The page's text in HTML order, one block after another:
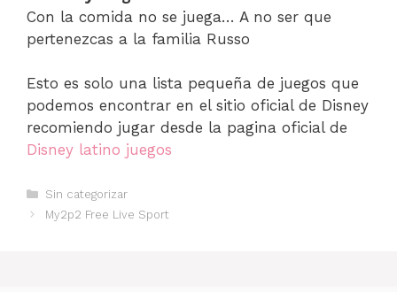
Con la comida no se juega… A no ser que
pertenezcas a la familia Russo
Esto es solo una lista pequeña de juegos que
podemos encontrar en el sitio oficial de Disney
recomiendo jugar desde la pagina oficial de
Disney latino juegos
Categorías
Sin categorizar
My2p2 Free Live Sport